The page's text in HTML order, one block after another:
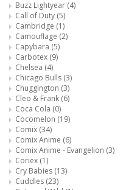
Buzz Lightyear (4)
Call of Duty (5)
Cambridge (1)
Camouflage (2)
Capybara (5)
Carbotex (9)
Chelsea (4)
Chicago Bulls (3)
Chuggington (3)
Cleo & Frank (6)
Coca Cola (0)
Cocomelon (19)
Comix (34)
Comix Anime (6)
Comix Anime - Evangelion (3)
Coriex (1)
Cry Babies (13)
Cuddles (23)